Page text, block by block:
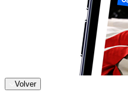
Volver